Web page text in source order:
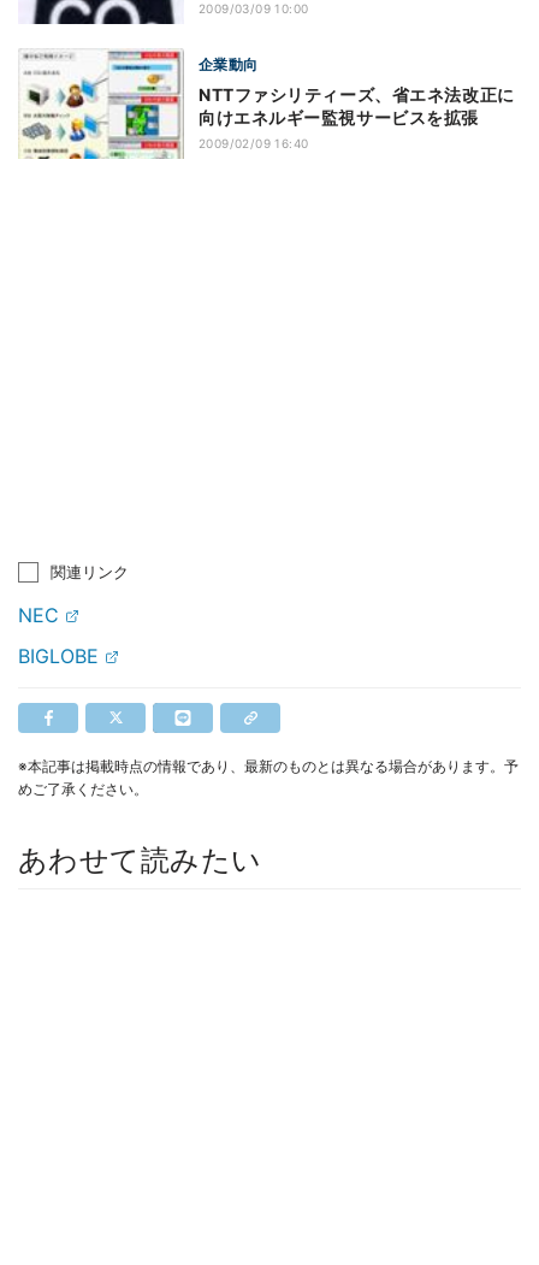
2009/03/09 10:00
企業動向
NTTファシリティーズ、省エネ法改正に
向けエネルギー監視サービスを拡張
2009/02/09 16:40
関連リンク
NEC
BIGLOBE
※本記事は掲載時点の情報であり、最新のものとは異なる場合があります。予
めご了承ください。
あわせて読みたい